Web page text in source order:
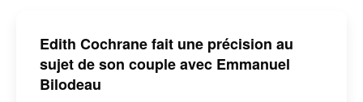
Edith Cochrane fait une précision au
sujet de son couple avec Emmanuel
Bilodeau